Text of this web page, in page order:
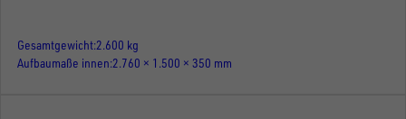
Gesamtgewicht 2.600 kg
Aufbaumaße innen 2.760 × 1.500 × 350 mm